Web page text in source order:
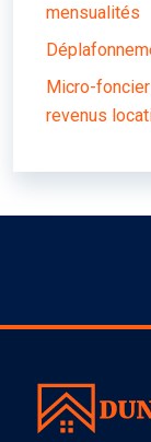
mensualités
Micro-
revenus